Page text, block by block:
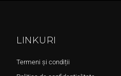
LINKURI
Termeni și condiții